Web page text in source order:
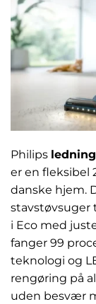
Philips
er en fleksibel
danske hjem.
i Eco med
fanger 99
teknologi og
rengøring på
uden besvær